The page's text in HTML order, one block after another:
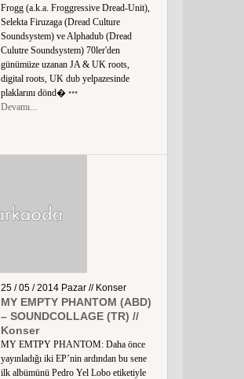
Frogg (a.k.a. Froggressive Dread-Unit),
Selekta Firuzaga (Dread Culture
Soundsystem) ve Alphadub (Dread
Culutre Soundsystem) 70ler'den
günümüze uzanan JA & UK roots,
digital roots, UK dub yelpazesinde
plaklarını dönd� •••
Devamı...
25 / 05 / 2014 Pazar // Konser
MY EMPTY PHANTOM (ABD)
– SOUNDCOLLAGE (TR) //
Konser
MY EMTPY PHANTOM: Daha önce
yayınladığı iki EP’nin ardından bu sene
ilk albümünü Pedro Yel Lobo etiketiyle